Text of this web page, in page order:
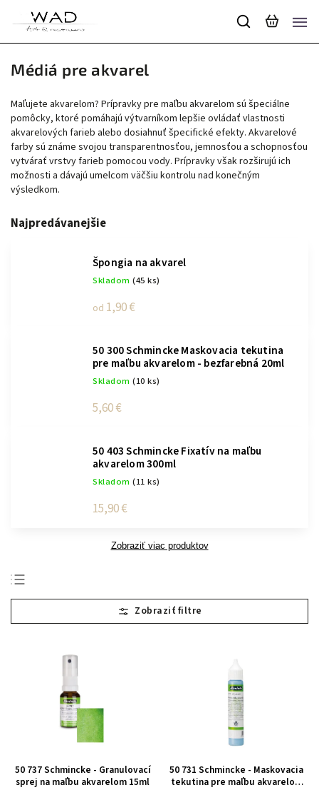
Médiá pre akvarel
Maľujete akvarelom? Prípravky pre maľbu akvarelom sú špeciálne
pomôcky, ktoré pomáhajú výtvarníkom lepšie ovládať vlastnosti
akvarelových farieb alebo dosiahnuť špecifické efekty. Akvarelové
farby sú známe svojou transparentnosťou, jemnosťou a schopnosťou
vytvárať vrstvy farieb pomocou vody. Prípravky však rozširujú ich
možnosti a dávajú umelcom väčšiu kontrolu nad konečným
výsledkom.
Najpredávanejšie
Špongia na akvarel
Skladom (45 ks)
od 1,90 €
50 300 Schmincke Maskovacia tekutina
pre maľbu akvarelom - bezfarebná 20ml
Skladom (10 ks)
5,60 €
50 403 Schmincke Fixatív na maľbu
akvarelom 300ml
Skladom (11 ks)
15,90 €
Zobraziť viac produktov
Najpredávanejšie
Najlacnejšie
Abecedne
50 737 Schmincke - Granulovací
sprej na maľbu akvarelom 15ml
50 731 Schmincke - Maskovacia
tekutina pre maľbu akvarelom